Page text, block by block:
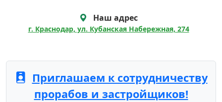
Наш адрес
г. Краснодар, ул. Кубанская Набережная, 274
Приглашаем к сотрудничеству
прорабов и застройщиков!